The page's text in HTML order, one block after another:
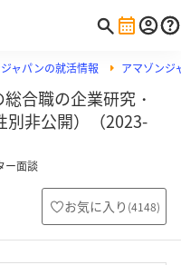
ャパンの就活情報 アマゾンジ
合職の企業研究・
非公開）（2023-
ー面談
お気に入り (4148)